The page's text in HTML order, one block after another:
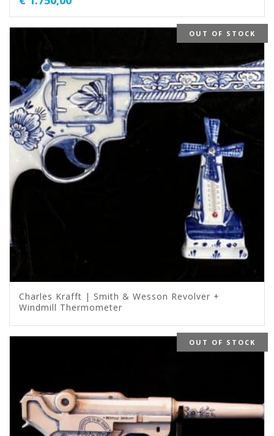
OUT OF STOCK
Charles Krafft | Smith & Wesson Revolver +
Windmill Thermometer
OUT OF STOCK